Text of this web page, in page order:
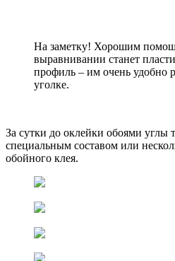
На заметку! Хорошим
выравнивании станет
профиль – им очень удобно
уголке.
За сутки до оклейки обоями углы
специальным составом или
обойного клея.